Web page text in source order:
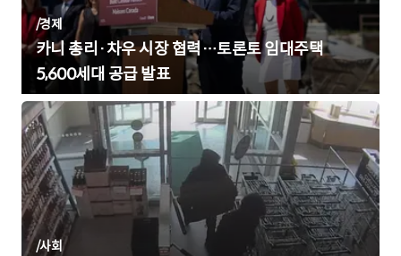
/경제
카니 총리·차우 시장 협력…토론토 임대주택
5,600세대 공급 발표
/사회